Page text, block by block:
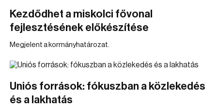
Kezdődhet a miskolci fővonal
fejlesztésének előkészítése
Megjelent a kormányhatározat.
Uniós források: fókuszban a közlekedés
és a lakhatás